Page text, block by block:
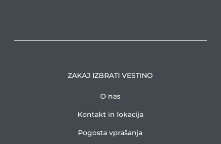
ZAKAJ IZBRATI VESTINO
O nas
Kontakt in lokacija
Pogosta vprašanja